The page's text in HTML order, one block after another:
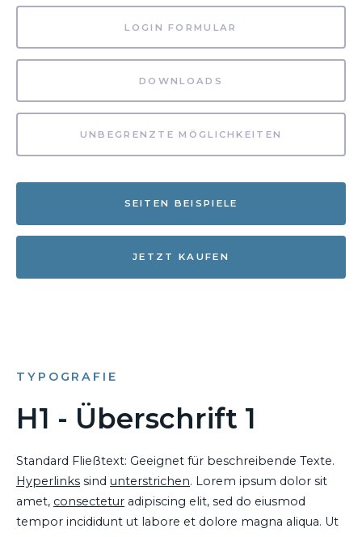
LOGIN FORMULAR
DOWNLOADS
UNBEGRENZTE MÖGLICHKEITEN
SEITEN BEISPIELE
JETZT KAUFEN
TYPOGRAFIE
H1 - Überschrift 1
Standard Fließtext: Geeignet für beschreibende Texte.
Hyperlinks sind unterstrichen. Lorem ipsum dolor sit
amet, consectetur adipiscing elit, sed do eiusmod
tempor incididunt ut labore et dolore magna aliqua. Ut